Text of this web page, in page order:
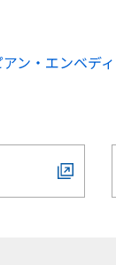
ン・エンベデ